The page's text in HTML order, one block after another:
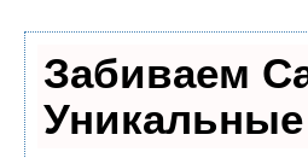
Забиваем
Уникальные